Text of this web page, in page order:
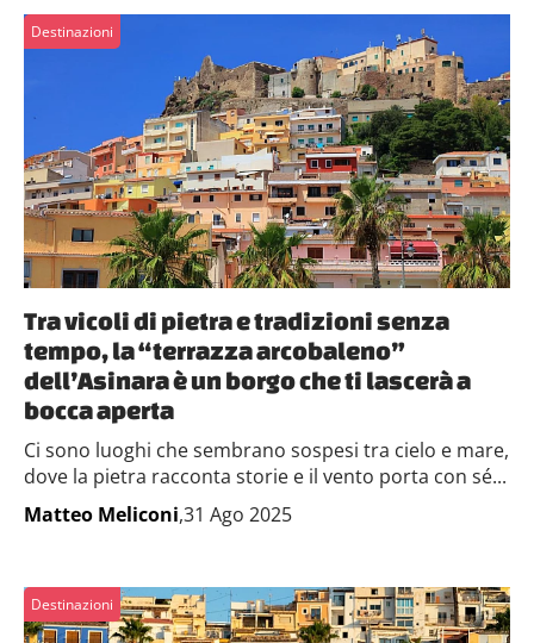
Destinazioni
Tra vicoli di pietra e tradizioni senza
tempo, la “terrazza arcobaleno”
dell’Asinara è un borgo che ti lascerà a
bocca aperta
Ci sono luoghi che sembrano sospesi tra cielo e mare,
dove la pietra racconta storie e il vento porta con sé...
Matteo Meliconi,31 Ago 2025
Destinazioni